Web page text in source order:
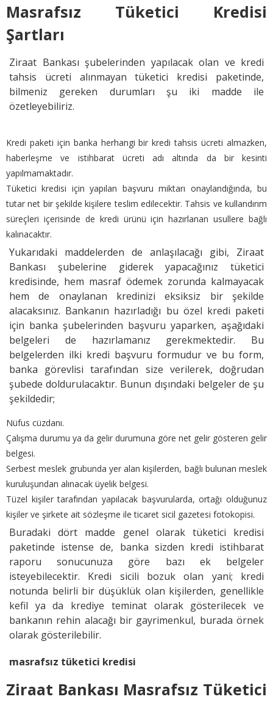
Masrafsız Tüketici Kredisi
Şartları
Ziraat Bankası şubelerinden yapılacak olan ve kredi
tahsis ücreti alınmayan tüketici kredisi paketinde,
bilmeniz gereken durumları şu iki madde ile
özetleyebiliriz.
Kredi paketi için banka herhangi bir kredi tahsis ücreti almazken,
haberleşme ve istihbarat ücreti adı altında da bir kesinti
yapılmamaktadır.
Tüketici kredisi için yapılan başvuru miktarı onaylandığında, bu
tutar net bir şekilde kişilere teslim edilecektir. Tahsis ve kullandırım
süreçleri içerisinde de kredi ürünü için hazırlanan usullere bağlı
kalınacaktır.
Yukarıdaki maddelerden de anlaşılacağı gibi, Ziraat
Bankası şubelerine giderek yapacağınız tüketici
kredisinde, hem masraf ödemek zorunda kalmayacak
hem de onaylanan kredinizi eksiksiz bir şekilde
alacaksınız. Bankanın hazırladığı bu özel kredi paketi
için banka şubelerinden başvuru yaparken, aşağıdaki
belgeleri de hazırlamanız gerekmektedir. Bu
belgelerden ilki kredi başvuru formudur ve bu form,
banka görevlisi tarafından size verilerek, doğrudan
şubede doldurulacaktır. Bunun dışındaki belgeler de şu
şekildedir;
Nüfus cüzdanı.
Çalışma durumu ya da gelir durumuna göre net gelir gösteren gelir
belgesi.
Serbest meslek grubunda yer alan kişilerden, bağlı bulunan meslek
kuruluşundan alınacak üyelik belgesi.
Tüzel kişiler tarafından yapılacak başvurularda, ortağı olduğunuz
kişiler ve şirkete ait sözleşme ile ticaret sicil gazetesi fotokopisi.
Buradaki dört madde genel olarak tüketici kredisi
paketinde istense de, banka sizden kredi istihbarat
raporu sonucunuza göre bazı ek belgeler
isteyebilecektir. Kredi sicili bozuk olan yani; kredi
notunda belirli bir düşüklük olan kişilerden, genellikle
kefil ya da krediye teminat olarak gösterilecek ve
bankanın rehin alacağı bir gayrimenkul, burada örnek
olarak gösterilebilir.
masrafsız tüketici kredisi
Ziraat Bankası Masrafsız Tüketici